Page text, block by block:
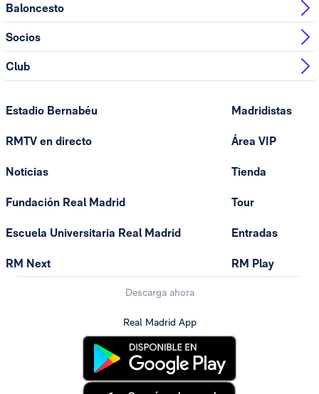
Baloncesto
Socios
Club
Estadio Bernabéu
RMTV en directo
Noticias
Fundación Real Madrid
Escuela Universitaria Real Madrid
RM Next
Madridistas
Área VIP
Tienda
Tour
Entradas
RM Play
Descarga ahora
Real Madrid App